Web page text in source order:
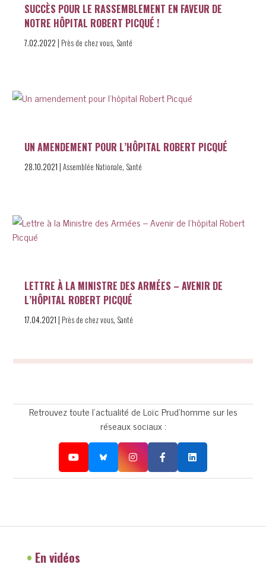
SUCCÈS POUR LE RASSEMBLEMENT EN FAVEUR DE
NOTRE HÔPITAL ROBERT PICQUÉ !
7.02.2022 | Près de chez vous, Santé
UN AMENDEMENT POUR L’HÔPITAL ROBERT PICQUÉ
28.10.2021 |Assemblée Nationale, Santé
LETTRE À LA MINISTRE DES ARMÉES – AVENIR DE
L’HÔPITAL ROBERT PICQUÉ
17.04.2021 | Près de chez vous, Santé
Retrouvez toute l'actualité de Loïc Prud'homme sur les
réseaux sociaux :
• En vidéos